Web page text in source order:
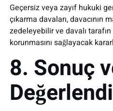
Geçersiz veya zayıf hukuki
çıkarma davaları, davacının
zedeleyebilir ve davalı
korunmasını sağlayacak
8. Sonuç